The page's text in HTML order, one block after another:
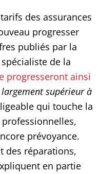
des assurances
progresser
publiés par la
de la
progresseront ainsi
supérieur à
qui touche la
prévoyance.
des réparations,
en partie